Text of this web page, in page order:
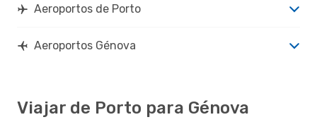
Aeroportos de Porto
Aeroportos Génova
Viajar de Porto para Génova